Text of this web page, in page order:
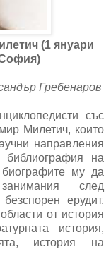
(1 януари
Гребенаров
със
Милетич, които
направления
библиография на
биографите му да
след
ерудит.
от история
история,
история на